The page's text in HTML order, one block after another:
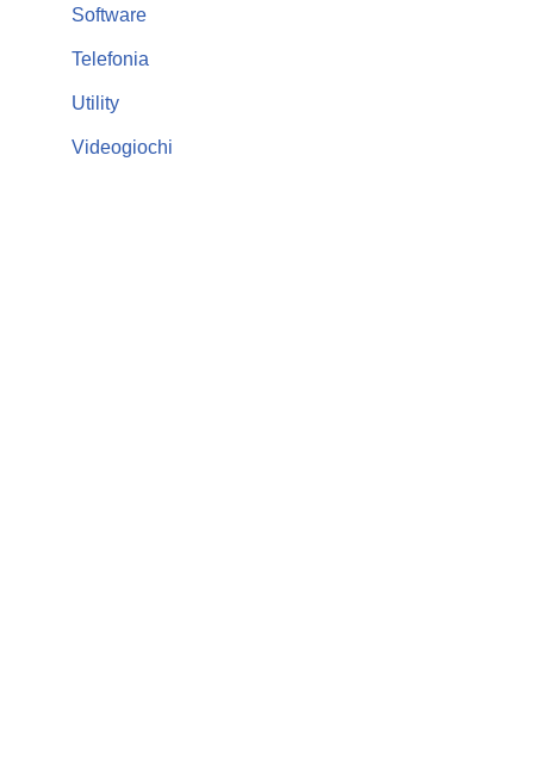
Software
Telefonia
Utility
Videogiochi